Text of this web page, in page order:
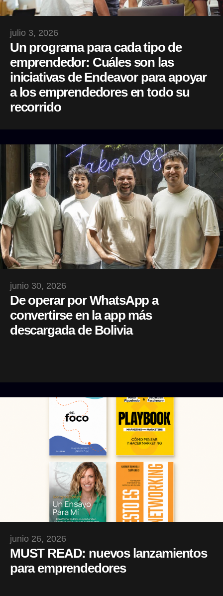
julio 3, 2026
Un programa para cada tipo de
emprendedor: Cuáles son las
iniciativas de Endeavor para apoyar
a los emprendedores en todo su
recorrido
junio 30, 2026
De operar por WhatsApp a
convertirse en la app más
descargada de Bolivia
junio 26, 2026
MUST READ: nuevos lanzamientos
para emprendedores